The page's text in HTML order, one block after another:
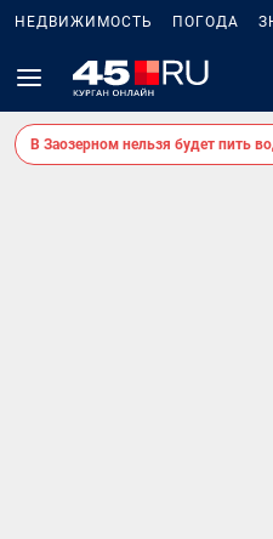
НЕДВИЖИМОСТЬ ПОГОДА
В Заозерном нельзя будет пить